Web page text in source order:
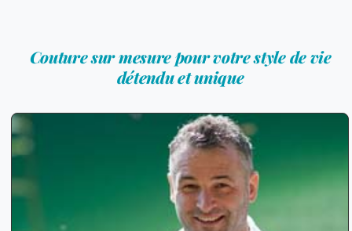
Couture sur mesure pour votre style de vie
détendu et unique